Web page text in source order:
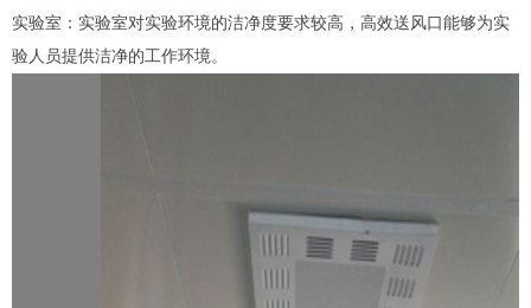
实验室：实验室对实验环境的洁净度要求较高，高效送风口能够为实
验人员提供洁净的工作环境。